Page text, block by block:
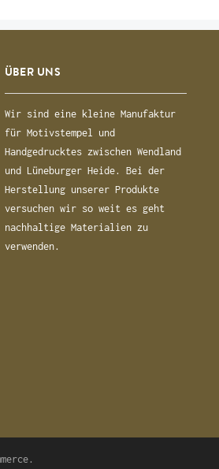
ÜBER UNS
Wir sind eine kleine Manufaktur
für Motivstempel und
Handgedrucktes zwischen Wendland
und Lüneburger Heide. Bei der
Herstellung unserer Produkte
versuchen wir so weit es geht
nachhaltige Materialien zu
verwenden.
.